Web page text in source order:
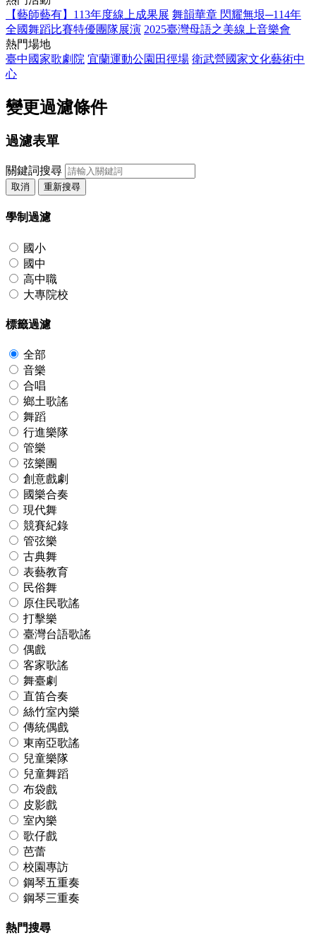
【藝師藝有】113年度線上成果展 舞韻華章 閃耀無垠─114年
全國舞蹈比賽特優團隊展演 2025臺灣母語之美線上音樂會
熱門場地
臺中國家歌劇院 宜蘭運動公園田徑場 衛武營國家文化藝術中
心
變更過濾條件
過濾表單
關鍵詞搜尋
取消 重新搜尋
學制過濾
國小
國中
高中職
大專院校
標籤過濾
全部
音樂
合唱
鄉土歌謠
舞蹈
行進樂隊
管樂
弦樂團
創意戲劇
國樂合奏
現代舞
競賽紀錄
管弦樂
古典舞
表藝教育
民俗舞
原住民歌謠
打擊樂
臺灣台語歌謠
偶戲
客家歌謠
舞臺劇
直笛合奏
絲竹室內樂
傳統偶戲
東南亞歌謠
兒童樂隊
兒童舞蹈
布袋戲
皮影戲
室內樂
歌仔戲
芭蕾
校園專訪
鋼琴五重奏
鋼琴三重奏
熱門搜尋